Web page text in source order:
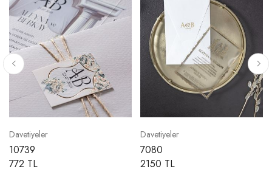
Davetiyeler
10739
772 TL
Davetiyeler
7080
2150 TL